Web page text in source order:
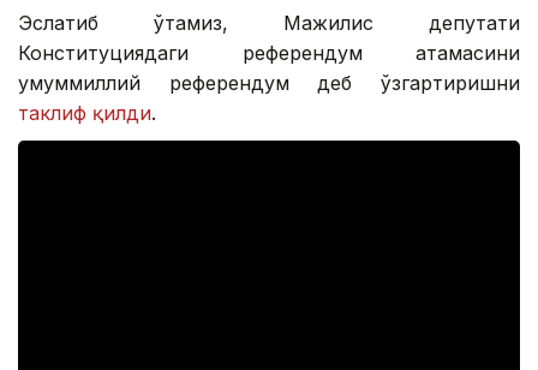
Эслатиб ўтамиз, Мажилис депутати
Конституциядаги референдум атамасини
умуммиллий референдум деб ўзгартиришни
таклиф қилди.